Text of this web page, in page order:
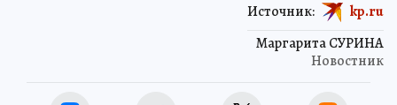
Маргарита СУРИНА
Новостник
Источник: kp.ru